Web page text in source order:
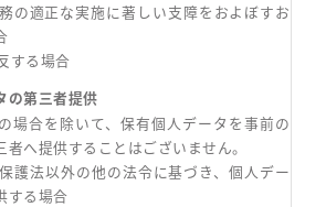
の適正な実施に著しい支障をおよぼすお
する場合
の第三者提供
場合を除いて、保有個人データを事前の
者へ提供することはございません。
護法以外の他の法令に基づき、個人デー
する場合